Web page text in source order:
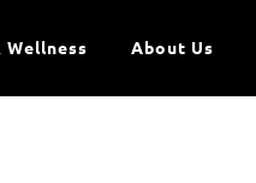
About Us